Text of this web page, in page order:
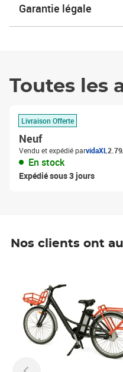
Garantie légale
Toutes les
Livraison Offerte
Neuf
Vendu et expédié parvidaXL
En stock
Expédié sous 3 jours
Nos clients ont